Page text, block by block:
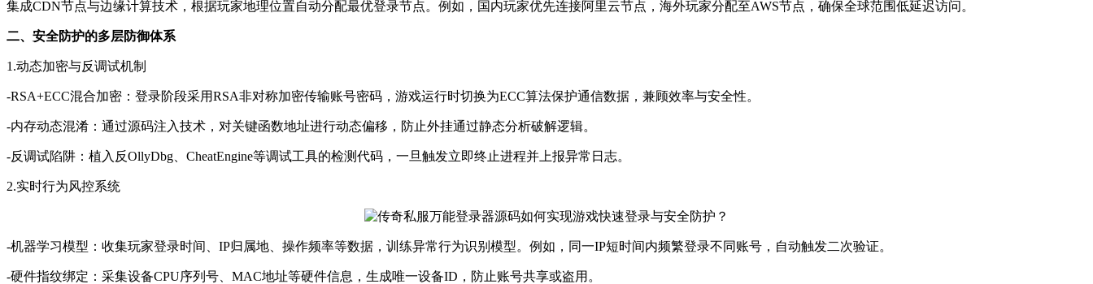
集成CDN节点与边缘计算技术，根据玩家地理位置自动分配最优登录节点。例如，国内玩家优先连接阿里云节点，海外玩家分配至AWS节点，确保全球范围低延迟访问。
二、安全防护的多层防御体系
1.动态加密与反调试机制
-RSA+ECC混合加密：登录阶段采用RSA非对称加密传输账号密码，游戏运行时切换为ECC算法保护通信数据，兼顾效率与安全性。
-内存动态混淆：通过源码注入技术，对关键函数地址进行动态偏移，防止外挂通过静态分析破解逻辑。
-反调试陷阱：植入反OllyDbg、CheatEngine等调试工具的检测代码，一旦触发立即终止进程并上报异常日志。
2.实时行为风控系统
-机器学习模型：收集玩家登录时间、IP归属地、操作频率等数据，训练异常行为识别模型。例如，同一IP短时间内频繁登录不同账号，自动触发二次验证。
-硬件指纹绑定：采集设备CPU序列号、MAC地址等硬件信息，生成唯一设备ID，防止账号共享或盗用。